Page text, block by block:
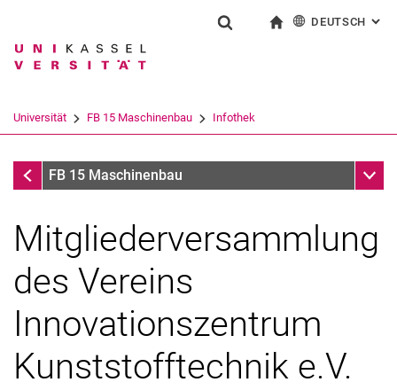
Springe direkt zu: Inhalt
Springe direkt zu: Suche
Springe direkt zu:
Suchbegriff
Suchen (öffnet externen Link in einem
DEUTSCH :
Universität FB 15 Maschinenbau Infothek
InfothekFB 15 Maschinenbau
Mitgliederversammlung
des Vereins
Innovationszentrum
Kunststofftechnik e.V.